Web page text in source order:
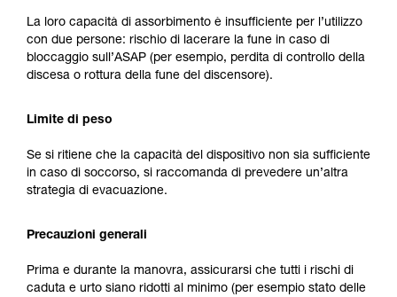
La loro capacità di assorbimento è insufficiente per l’utilizzo
con due persone: rischio di lacerare la fune in caso di
bloccaggio sull’ASAP (per esempio, perdita di controllo della
discesa o rottura della fune del discensore).
Limite di peso
Se si ritiene che la capacità del dispositivo non sia sufficiente
in caso di soccorso, si raccomanda di prevedere un’altra
strategia di evacuazione.
Precauzioni generali
Prima e durante la manovra, assicurarsi che tutti i rischi di
caduta e urto siano ridotti al minimo (per esempio stato delle